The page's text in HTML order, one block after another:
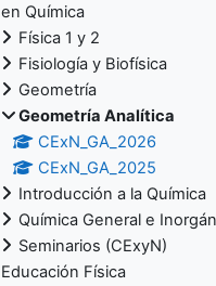
en Química
Física 1 y 2
Fisiología y Biofísica
Geometría
Geometría Analítica
CExN_GA_2026
CExN_GA_2025
Introducción a la Química
Química General e
Seminarios (CExyN)
Educación Física